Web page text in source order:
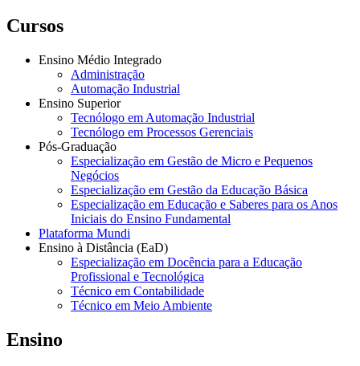
Cursos
Ensino Médio Integrado
Administração
Automação Industrial
Ensino Superior
Tecnólogo em Automação Industrial
Tecnólogo em Processos Gerenciais
Pós-Graduação
Especialização em Gestão de Micro e Pequenos
Negócios
Especialização em Gestão da Educação Básica
Especialização em Educação e Saberes para os Anos
Iniciais do Ensino Fundamental
Plataforma Mundi
Ensino à Distância (EaD)
Especialização em Docência para a Educação
Profissional e Tecnológica
Técnico em Contabilidade
Técnico em Meio Ambiente
Ensino